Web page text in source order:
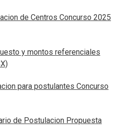
de Centros Concurso 2025
abre en nueva pestana
y montos referenciales
Se abre en nueva pestana
para postulantes Concurso
nueva pestana
de Postulacion Propuesta